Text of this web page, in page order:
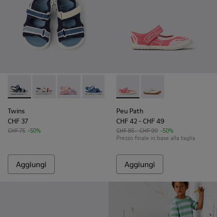
Twins - K800590-011 - Sandali multicolore in tessuto per
Twins - K800590-010 - Sandali in tessuto
Twins - K800590-007
Twins - K800590-006
Twins - K800590-004
Twins
CHF 37
CHF 75 -50%
Aggiungi
Peu Path - K800692-002 -
Peu Path -
Peu Path
CHF 42 - CHF 49
CHF 85 - CHF 99 -50%
Prezzo finale in base alla taglia
Aggiungi